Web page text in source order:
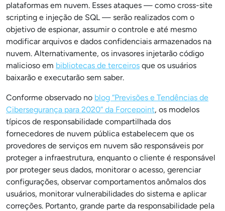
plataformas em nuvem. Esses ataques — como cross-site
scripting e injeção de SQL — serão realizados com o
objetivo de espionar, assumir o controle e até mesmo
modificar arquivos e dados confidenciais armazenados na
nuvem. Alternativamente, os invasores injetarão código
malicioso em bibliotecas de terceiros que os usuários
baixarão e executarão sem saber.
Conforme observado no blog “Previsões e Tendências de
Cibersegurança para 2020” da Forcepoint, os modelos
típicos de responsabilidade compartilhada dos
fornecedores de nuvem pública estabelecem que os
provedores de serviços em nuvem são responsáveis por
proteger a infraestrutura, enquanto o cliente é responsável
por proteger seus dados, monitorar o acesso, gerenciar
configurações, observar comportamentos anômalos dos
usuários, monitorar vulnerabilidades do sistema e aplicar
correções. Portanto, grande parte da responsabilidade pela